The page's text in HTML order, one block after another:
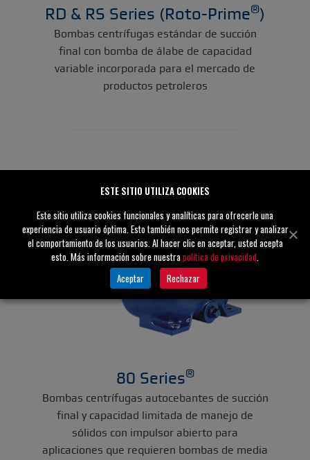
RD & RS Series (Roto-Prime®)
Bombas centrífugas estándar de succión
final con bomba de álabe de capacidad
variable incorporada para el mercado de
productos petroleros
80 Series®
Bombas centrífugas autocebantes de succión
final y capacidad limitada de manejo de
sólidos con impulsor abierto para
aplicaciones que requieren bombas de media
ESTE SITIO UTILIZA COOKIES
Este sitio utiliza cookies funcionales y analíticas para ofrecerle una
experiencia de usuario óptima. Esto también nos permite registrar y analizar
el comportamiento de los usuarios. Al hacer clic en aceptar, usted acepta
esto. Más información sobre nuestrapolítica de privacidad.
Aceptar
Rechazar